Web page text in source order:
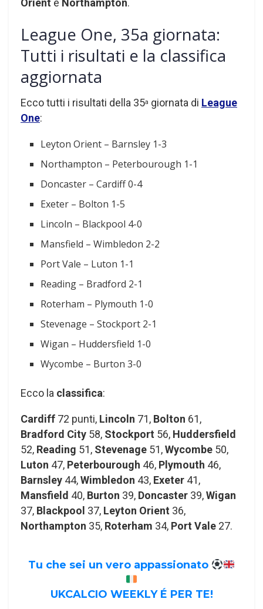
Orient e Northampton.
League One, 35a giornata:
Tutti i risultati e la classifica
aggiornata
Ecco tutti i risultati della 35a giornata di League
One:
Leyton Orient – Barnsley 1-3
Northampton – Peterbourough 1-1
Doncaster – Cardiff 0-4
Exeter – Bolton 1-5
Lincoln – Blackpool 4-0
Mansfield – Wimbledon 2-2
Port Vale – Luton 1-1
Reading – Bradford 2-1
Roterham – Plymouth 1-0
Stevenage – Stockport 2-1
Wigan – Huddersfield 1-0
Wycombe – Burton 3-0
Ecco la classifica:
Cardiff 72 punti, Lincoln 71, Bolton 61,
Bradford City 58, Stockport 56, Huddersfield
52, Reading 51, Stevenage 51,Wycombe 50,
Luton 47, Peterbourough 46, Plymouth 46,
Barnsley 44,Wimbledon 43, Exeter 41,
Mansfield 40, Burton 39, Doncaster 39,Wigan
37, Blackpool 37, Leyton Orient 36,
Northampton 35, Roterham 34, Port Vale 27.
Tu che sei un vero appassionato
UKCALCIO WEEKLY É PER TE!